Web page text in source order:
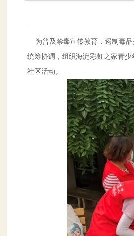
为普及禁毒宣传教育，遏制毒品
统筹协调，组织海淀彩虹之家青少
社区活动。